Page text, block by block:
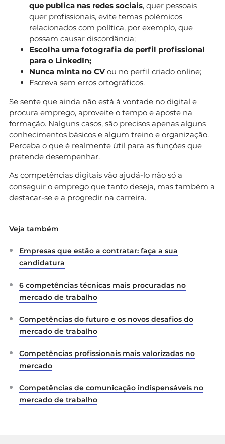
que publica nas redes sociais, quer pessoais
quer profissionais, evite temas polémicos
relacionados com política, por exemplo, que
possam causar discordância;
Escolha uma fotografia de perfil profissional
para o LinkedIn;
Nunca minta no CVou no perfil criado online;
Escreva sem erros ortográficos.
Se sente que ainda não está à vontade no digital e
procura emprego, aproveite o tempo e aposte na
formação. Nalguns casos, são precisos apenas alguns
conhecimentos básicos e algum treino e organização.
Perceba o que é realmente útil para as funções que
pretende desempenhar.
As competências digitais vão ajudá-lo não só a
conseguir o emprego que tanto deseja, mas também a
destacar-se e a progredir na carreira.
Veja também
Empresas que estão a contratar: faça a sua
candidatura
6 competências técnicas mais procuradas no
mercado de trabalho
Competências do futuro e os novos desafios do
mercado de trabalho
Competências profissionais mais valorizadas no
mercado
Competências de comunicação indispensáveis no
mercado de trabalho